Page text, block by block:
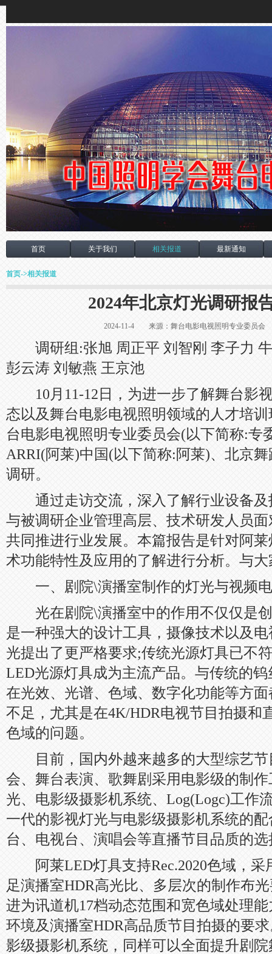
首页 关于我们 相关报道 最新通知
首页->相关报道
2024年北京灯光调研报
2024-11-4 来源：舞台电影电视照明专业委
调研组:张旭 周正平 刘智刚 李子力 牛
彭云涛 刘敏燕 王京池
10月11-12日，为进一步了解舞台影
态以及舞台电影电视照明领域的人才培
台电影电视照明专业委员会(以下简称:专
ARRI(阿莱)中国(以下简称:阿莱)、北京
调研。
通过走访交流，深入了解行业设备及
与被调研企业管理高层、技术研发人员
共同推进行业发展。本篇报告是针对阿
术功能特性及应用的了解进行分析。与
一、剧院\演播室制作的灯光与视频电
光在剧院\演播室中的作用不仅仅是创
是一种强大的设计工具，摄像技术以及
光提出了更严格要求;传统光源灯具已不
LED光源灯具成为主流产品。与传统的
在光效、光谱、色域、数字化功能等方
不足，尤其是在4K/HDR电视节目拍摄和
色域的问题。
目前，国内外越来越多的大型综艺节
会、舞台表演、歌舞剧采用电影级的制
光、电影级摄影机系统、Log(Logc)工作
一代的影视灯光与电影级摄影机系统的
台、电视台、演唱会等直播节目品质的选
阿莱LED灯具支持Rec.2020色域，采
足演播室HDR高光比、多层次的制作布
进为讯道机17档动态范围和宽色域处理
环境及演播室HDR高品质节目拍摄的要
影级摄影机系统，同样可以全面提升剧